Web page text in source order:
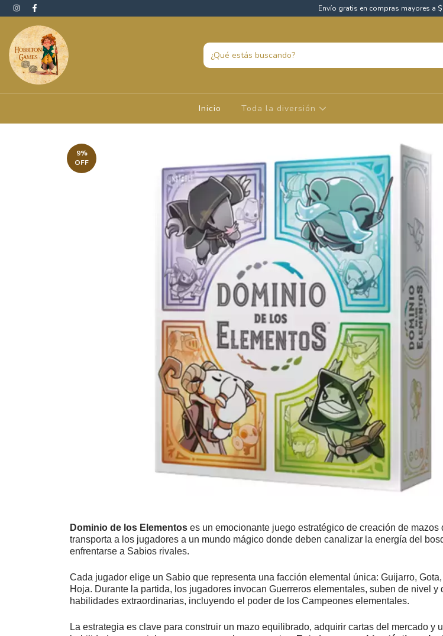
Envío gratis en compras mayores a
Inicio Toda la diversión
9%
OFF
Dominio de los Elementos es un emocionante juego estratégico de creación de mazos
transporta a los jugadores a un mundo mágico donde deben canalizar la energía del
enfrentarse a Sabios rivales.
Cada jugador elige un Sabio que representa una facción elemental única: Guijarro,
Hoja. Durante la partida, los jugadores invocan Guerreros elementales, suben de nivel y
habilidades extraordinarias, incluyendo el poder de los Campeones elementales.
La estrategia es clave para construir un mazo equilibrado, adquirir cartas del mercado y